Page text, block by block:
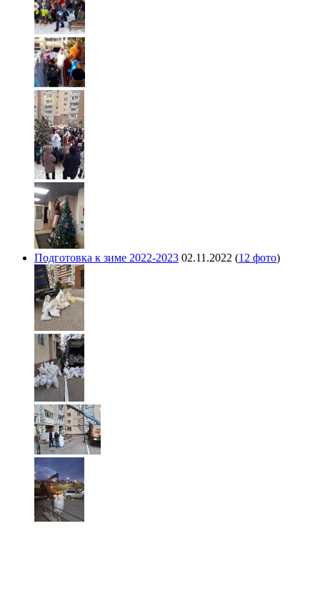
Подготовка к зиме 2022-2023 02.11.2022 (12 фото)